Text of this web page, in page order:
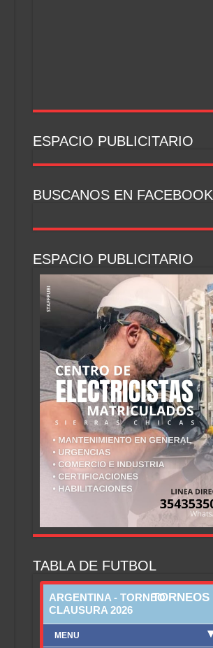
ESPACIO PUBLICITARIO
BUSCANOS EN FACEBOOK
ESPACIO PUBLICITARIO
TABLA DE FUTBOL